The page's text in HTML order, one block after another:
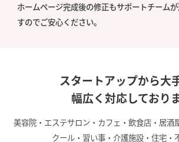
ホームページ完成後の修正もサポートチーム
すのでご安心ください。
スタートアップから大
幅広く対応しており
美容院・エステサロン・カフェ・飲食店・居酒
クール・習い事・介護施設・住宅・